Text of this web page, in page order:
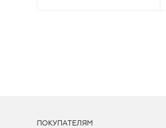
ПОКУПАТЕЛЯМ